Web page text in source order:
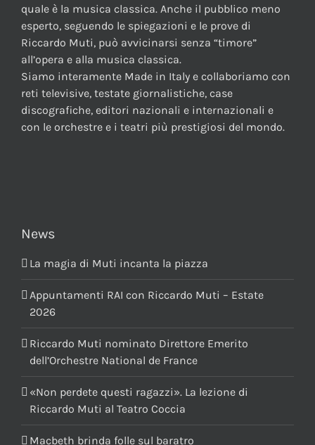
quale è la musica classica. Anche il pubblico meno
esperto, seguendo le spiegazioni e le prove di
Riccardo Muti, può avvicinarsi senza “timore”
all’opera e alla musica classica.
Siamo interamente Made in Italy e collaboriamo con
reti televisive, testate giornalistiche, case
discografiche, editori nazionali e internazionali e
con le orchestre e i teatri più prestigiosi del mondo.
News
La magia di Muti incanta la piazza
Appuntamenti RAI con Riccardo Muti – Estate
2026
Riccardo Muti nominato Direttore Emerito
dell’Orchestre National de France
«Non perdete questi ragazzi». La lezione di
Riccardo Muti al Teatro Coccia
Macbeth brinda folle sul baratro